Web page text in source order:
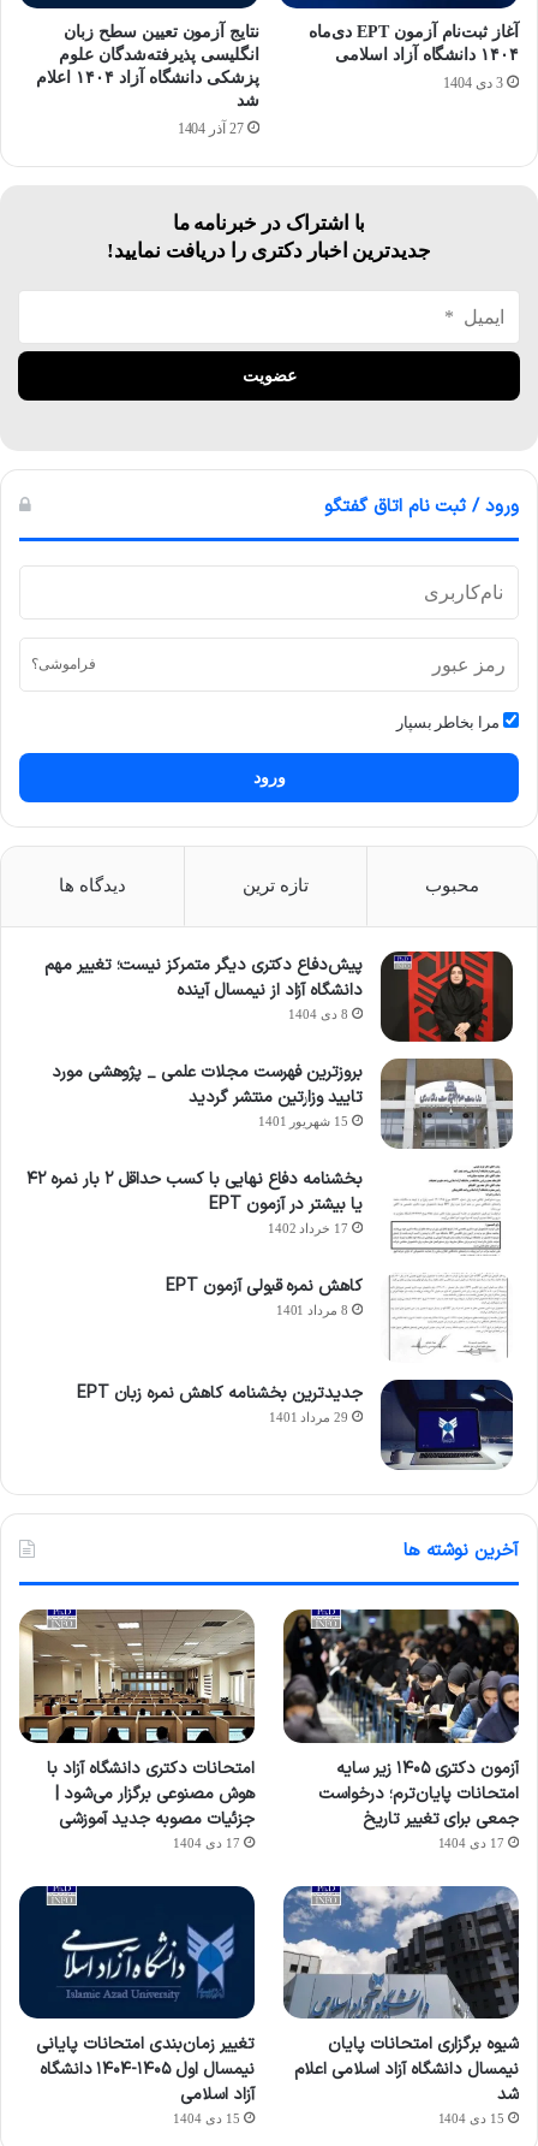
آغاز ثبت‌نام آزمون EPT دی‌ماه
۱۴۰۴ دانشگاه آزاد اسلامی
3 دی 1404
نتایج آزمون تعیین سطح زبان
انگلیسی پذیرفته‌شدگان علوم
پزشکی دانشگاه آزاد ۱۴۰۴ اعلام
شد
27 آذر 1404
با اشتراک در خبرنامه ما
جدیدترین اخبار دکتری را دریافت نمایید!
ورود / ثبت نام اتاق گفتگو
فراموشی؟
مرا بخاطر بسپار
ورود
محبوب تازه ترین دیدگاه ها
پیش‌دفاع دکتری دیگر متمرکز نیست؛ تغییر مهم
دانشگاه آزاد از نیمسال آینده
8 دی 1404
بروزترین فهرست مجلات علمی _ پژوهشی مورد
تایید وزارتین منتشر گردید
15 شهریور 1401
بخشنامه دفاع نهایی با کسب حداقل ۲ بار نمره ۴۲
یا بیشتر در آزمون EPT
17 خرداد 1402
کاهش نمره قبولی آزمون EPT
8 مرداد 1401
جدیدترین بخشنامه کاهش نمره زبان EPT
29 مرداد 1401
آخرین نوشته ها
آزمون دکتری ۱۴۰۵ زیر سایه
امتحانات پایان‌ترم؛ درخواست
جمعی برای تغییر تاریخ
17 دی 1404
امتحانات دکتری دانشگاه آزاد با
هوش مصنوعی برگزار می‌شود |
جزئیات مصوبه جدید آموزشی
17 دی 1404
شیوه برگزاری امتحانات پایان
نیمسال دانشگاه آزاد اسلامی اعلام
شد
15 دی 1404
تغییر زمان‌بندی امتحانات پایانی
نیمسال اول ۱۴۰۵-۱۴۰۴ دانشگاه
آزاد اسلامی
15 دی 1404